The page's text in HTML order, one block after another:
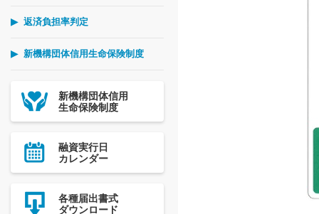
返済負担率判定
新機構団体信用生命保険制度
新機構団体信用
生命保険制度
融資実行日
カレンダー
各種届出書式
ダウンロード